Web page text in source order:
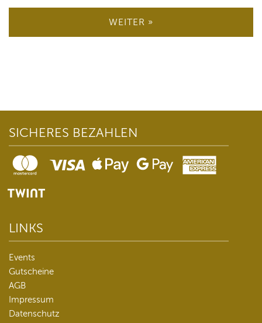
WEITER »
SICHERES BEZAHLEN
LINKS
Events
Gutscheine
AGB
Impressum
Datenschutz